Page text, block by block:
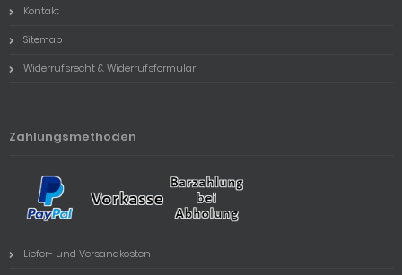
Kontakt
Sitemap
Widerrufsrecht & Widerrufsformular
Zahlungsmethoden
Liefer- und Versandkosten